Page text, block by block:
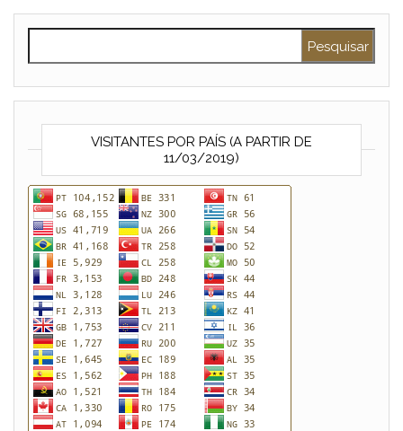
VISITANTES POR PAÍS (A PARTIR DE
11/03/2019)